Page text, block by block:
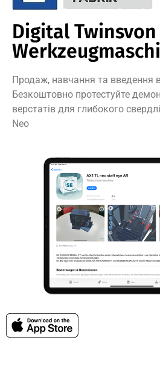
Digital Twinsvon
Продаж, навчання та введення
Безкоштовно протестуйте
верстатів для глибокого
Neo